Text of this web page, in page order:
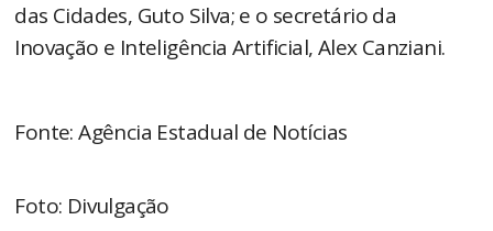
das Cidades, Guto Silva; e o secretário da
Inovação e Inteligência Artificial, Alex Canziani.
Fonte: Agência Estadual de Notícias
Foto: Divulgação